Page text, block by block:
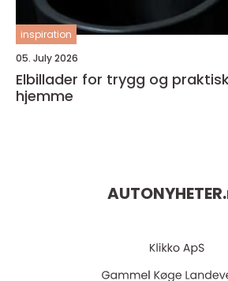
inspiration
05. July 2026
Elbillader for trygg og
hjemme
AUTONYHETER.